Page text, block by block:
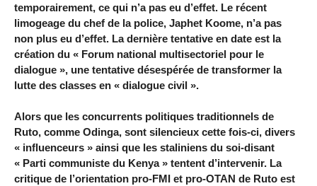
temporairement, ce qui n’a pas eu d’effet. Le récent
limogeage du chef de la police, Japhet Koome, n’a pas
non plus eu d’effet. La dernière tentative en date est la
création du « Forum national multisectoriel pour le
dialogue », une tentative désespérée de transformer la
lutte des classes en « dialogue civil ».
Alors que les concurrents politiques traditionnels de
Ruto, comme Odinga, sont silencieux cette fois-ci, divers
« influenceurs » ainsi que les staliniens du soi-disant
« Parti communiste du Kenya » tentent d’intervenir. La
critique de l’orientation pro-FMI et pro-OTAN de Ruto est